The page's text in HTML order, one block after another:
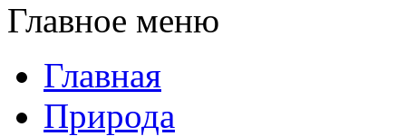
Главное меню
Главная
Природа